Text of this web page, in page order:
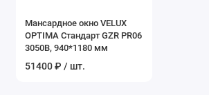
Мансардное окно VELUX
OPTIMA Стандарт GZR PR06
3050B, 940*1180 мм
51400 ₽ / шт.